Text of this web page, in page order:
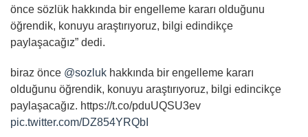
önce sözlük hakkında bir engelleme kararı olduğunu
öğrendik, konuyu araştırıyoruz, bilgi edindikçe
paylaşacağız” dedi.
biraz önce @sozluk hakkında bir engelleme kararı
olduğunu öğrendik, konuyu araştırıyoruz, bilgi edincikçe
paylaşacağız. https://t.co/pduUQSU3ev
pic.twitter.com/DZ854YRQbI